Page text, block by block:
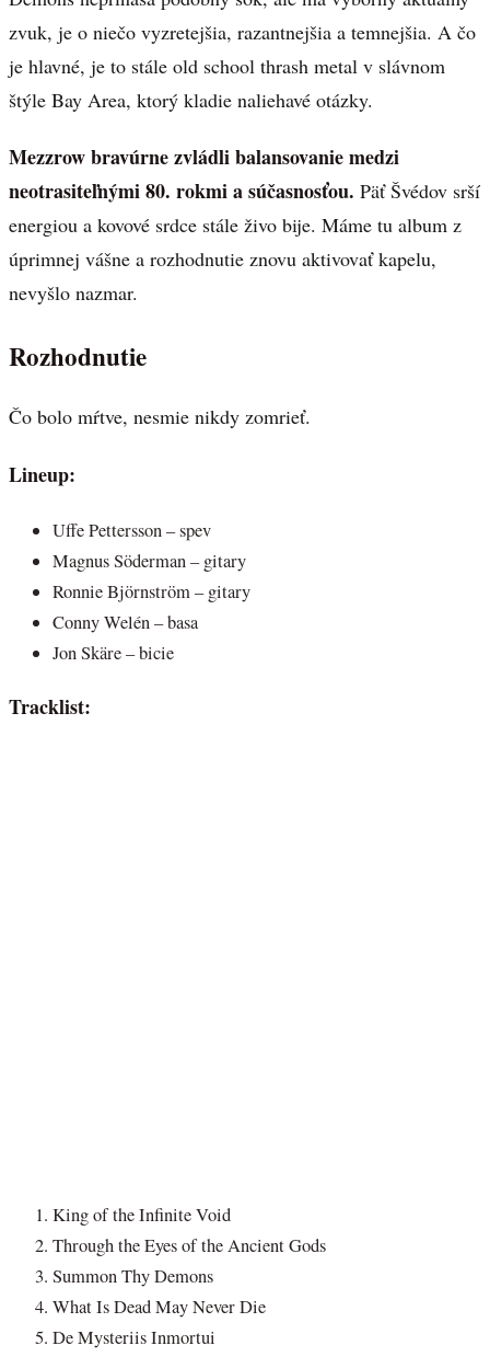
zvuk, je o niečo vyzretejšia, razantnejšia a temnejšia. A čo
je hlavné, je to stále old school thrash metal v slávnom
štýle Bay Area, ktorý kladie naliehavé otázky.
Mezzrow bravúrne zvládli balansovanie medzi
neotrasiteľnými 80. rokmi a súčasnosťou. Päť Švédov srší
energiou a kovové srdce stále živo bije. Máme tu album z
úprimnej vášne a rozhodnutie znovu aktivovať kapelu,
nevyšlo nazmar.
Rozhodnutie
Čo bolo mŕtve, nesmie nikdy zomrieť.
Lineup:
Uffe Pettersson – spev
Magnus Söderman – gitary
Ronnie Björnström – gitary
Conny Welén – basa
Jon Skäre – bicie
Tracklist:
King of the Infinite Void
Through the Eyes of the Ancient Gods
Summon Thy Demons
What Is Dead May Never Die
De Mysteriis Inmortui